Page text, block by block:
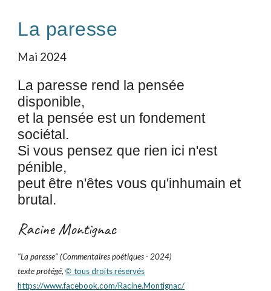
La paresse
Mai 2024
La paresse rend la pensée
disponible,
et la pensée est un fondement
sociétal.
Si vous pensez que rien ici n'est
pénible,
peut être n'êtes vous qu'inhumain et
brutal.
Racine Montignac
"La paresse" (Commentaires poétiques - 2024)
texte protégé,©tous droits réservés
https://www.facebook.com/Racine.Montignac/